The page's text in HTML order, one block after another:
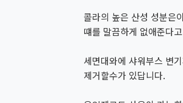
콜라의 높은 산성 성분은
떄를 말끔하게 없애준다
세면대와에 샤워부스 변
제거할수가 있답니다.